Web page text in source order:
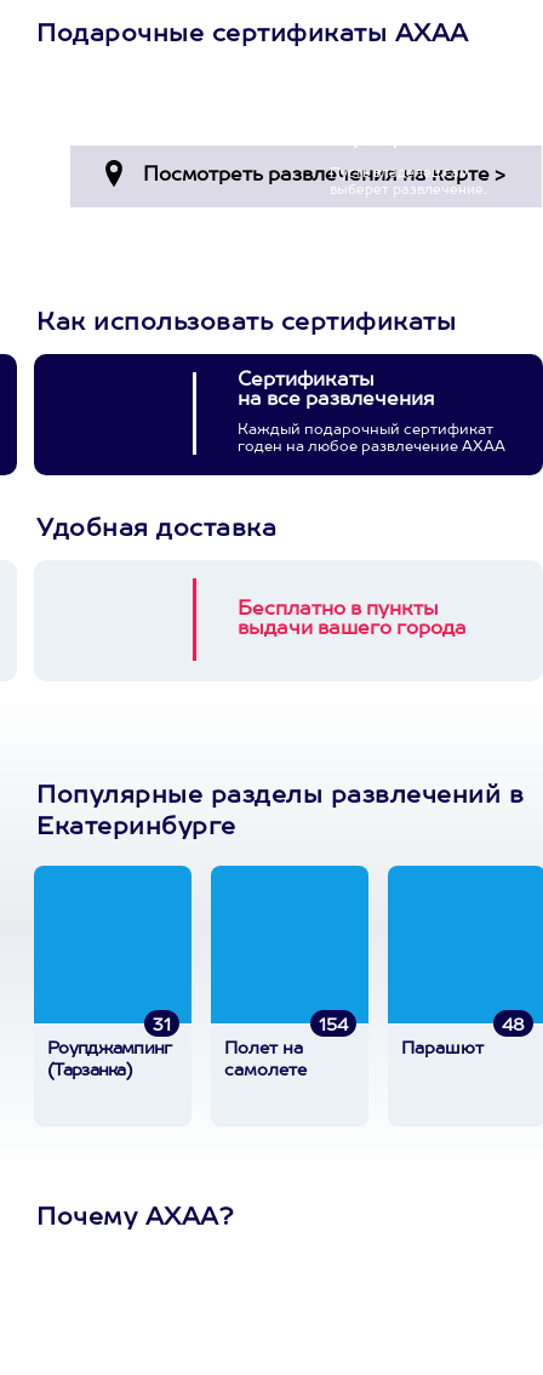
Подарочные сертификаты АХАА
Пусть владелец сам
выберет развлечение.
Как использовать сертификаты
Сертификаты
на все развлечения
Каждый подарочный сертификат
годен на любое развлечение АХАА
Удобная доставка
Бесплатно в пункты
выдачи вашего города
Популярные разделы развлечений в
Екатеринбурге
31
Роупджампинг
(Тарзанка)
154
Полет на
самолете
48
Парашют
Почему АХАА?